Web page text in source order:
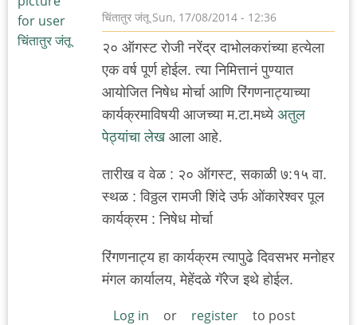
चिंतातुर जंतूSun, 17/08/2014 - 12:36
२० ऑगस्ट रोजी नरेंद्र दाभोलकरांच्या हत्येला
एक वर्ष पूर्ण होईल. त्या निमित्तानं पुण्यात
आयोजित निषेध मोर्चा आणि रिंगणनाट्याच्या
कार्यक्रमाविषयी आजच्या म.टा.मध्ये अतुल
पेठ्यांचा लेखआला आहे.
तारीख व वेळ : २० ऑगस्ट, सकाळी ७:१५ वा.
स्थळ : विठ्ठल रामजी शिंदे उर्फ ओंकारेश्वर पूल
कार्यक्रम : निषेध मोर्चा
रिंगणनाट्य हा कार्यक्रम त्यापुढे दिवसभर मनोहर
मंगल कार्यालय, मेहेंदळे गॅरेज इथे होईल.
Log in or register
to post